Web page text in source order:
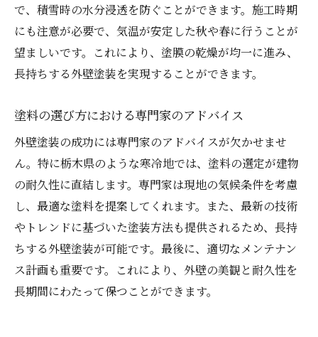
で、積雪時の水分浸透を防ぐことができます。施工時期
にも注意が必要で、気温が安定した秋や春に行うことが
望ましいです。これにより、塗膜の乾燥が均一に進み、
長持ちする外壁塗装を実現することができます。
塗料の選び方における専門家のアドバイス
外壁塗装の成功には専門家のアドバイスが欠かせませ
ん。特に栃木県のような寒冷地では、塗料の選定が建物
の耐久性に直結します。専門家は現地の気候条件を考慮
し、最適な塗料を提案してくれます。また、最新の技術
やトレンドに基づいた塗装方法も提供されるため、長持
ちする外壁塗装が可能です。最後に、適切なメンテナン
ス計画も重要です。これにより、外壁の美観と耐久性を
長期間にわたって保つことができます。